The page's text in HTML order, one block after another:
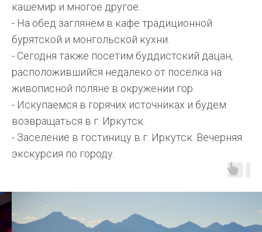
кашемир и многое другое.
- На обед заглянем в кафе традиционной
бурятской и монгольской кухни.
- Сегодня также посетим буддистский дацан,
расположившийся недалеко от посёлка на
живописной поляне в окружении гор.
- Искупаемся в горячих источниках и будем
возвращаться в г. Иркутск.
- Заселение в гостиницу в г. Иркутск. Вечерняя
экскурсия по городу.